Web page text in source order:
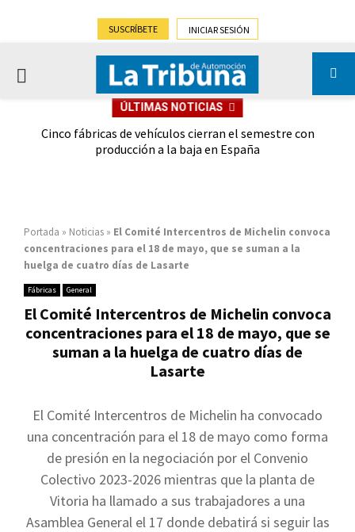
SUSCRÍBETE INICIAR SESIÓN
PRIMARY
ÚLTIMAS NOTICIAS
Cinco fábricas de vehículos cierran el semestre con
producción a la baja en España
Portada » Noticias » El Comité Intercentros de Michelin convoca
concentraciones para el 18 de mayo, que se suman a la
huelga de cuatro días de Lasarte
Fábricas General
El Comité Intercentros de Michelin convoca
concentraciones para el 18 de mayo, que se
suman a la huelga de cuatro días de
Lasarte
El Comité Intercentros de Michelin ha convocado
una concentración para el 18 de mayo como forma
de presión en la negociación por el Convenio
Colectivo 2023-2026 mientras que la planta de
Vitoria ha llamado a sus trabajadores a una
Asamblea General el 17 donde debatirá si seguir las